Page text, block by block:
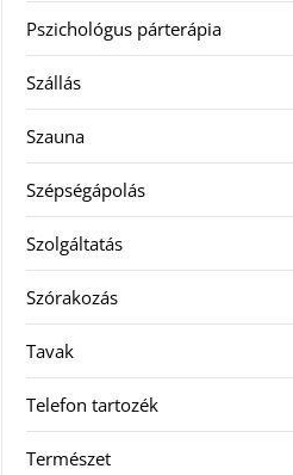
Pszichológus párterápia
Szállás
Szauna
Szépségápolás
Szolgáltatás
Szórakozás
Tavak
Telefon tartozék
Természet